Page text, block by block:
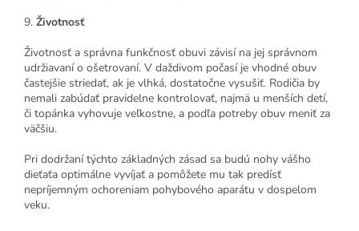
9. Životnosť
Životnosť a správna funkčnosť obuvi závisí na jej správnom
udržiavaní o ošetrovaní. V daždivom počasí je vhodné obuv
častejšie striedať, ak je vlhká, dostatočne vysušiť. Rodičia by
nemali zabúdať pravidelne kontrolovať, najmä u menších detí,
či topánka vyhovuje veľkostne, a podľa potreby obuv meniť za
väčšiu.
Pri dodržaní týchto základných zásad sa budú nohy vášho
dieťaťa optimálne vyvíjať a pomôžete mu tak predísť
nepríjemným ochoreniam pohybového aparátu v dospelom
veku.